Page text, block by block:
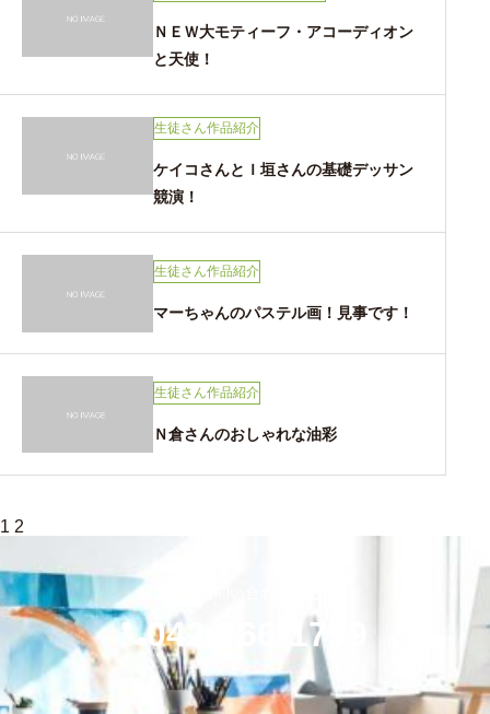
ＮＥＷ大モティーフ・アコーディオン
と天使！
生徒さん作品紹介
ケイコさんとＩ垣さんの基礎デッサン
競演！
生徒さん作品紹介
マーちゃんのパステル画！見事です！
生徒さん作品紹介
Ｎ倉さんのおしゃれな油彩
投
ペ
ー
ジ
り
1 2
お気軽にお問い合わせください
042-766-1799